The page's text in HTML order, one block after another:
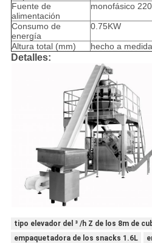
Fuente de
alimentación
monofásico
Consumo de
energía
0.75KW
Altura total (mm) hecho a
Detalles:
tipo elevador del ³ /h Z de los 8m de
empaquetadora de los snacks 1.6L